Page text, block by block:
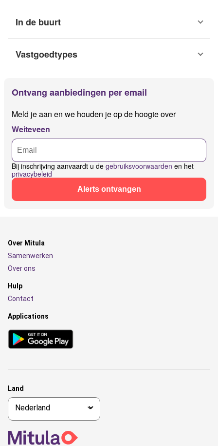
In de buurt
Vastgoedtypes
Ontvang aanbiedingen per email
Meld je aan en we houden je op de hoogte over
Weiteveen
Bij inschrijving aanvaardt u de gebruiksvoorwaarden en het
privacybeleid
Alerts ontvangen
Over Mitula
Samenwerken
Over ons
Hulp
Contact
Applications
Land